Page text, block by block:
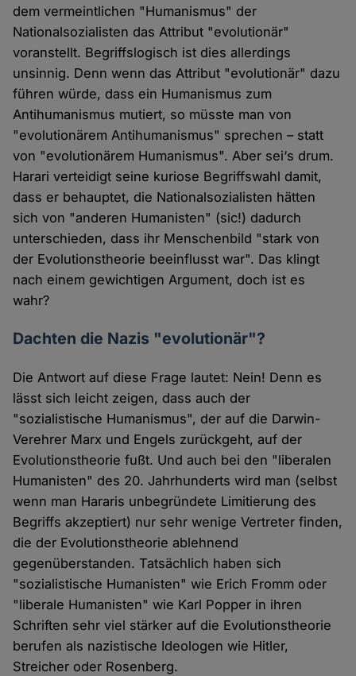
dem vermeintlichen "Humanismus" der
Nationalsozialisten das Attribut "evolutionär"
voranstellt. Begriffslogisch ist dies allerdings
unsinnig. Denn wenn das Attribut "evolutionär" dazu
führen würde, dass ein Humanismus zum
Antihumanismus mutiert, so müsste man von
"evolutionärem Antihumanismus" sprechen – statt
von "evolutionärem Humanismus". Aber sei‘s drum.
Harari verteidigt seine kuriose Begriffswahl damit,
dass er behauptet, die Nationalsozialisten hätten
sich von "anderen Humanisten" (sic!) dadurch
unterschieden, dass ihr Menschenbild "stark von
der Evolutionstheorie beeinflusst war". Das klingt
nach einem gewichtigen Argument, doch ist es
wahr?
Dachten die Nazis "evolutionär"?
Die Antwort auf diese Frage lautet: Nein! Denn es
lässt sich leicht zeigen, dass auch der
"sozialistische Humanismus", der auf die Darwin-
Verehrer Marx und Engels zurückgeht, auf der
Evolutionstheorie fußt. Und auch bei den "liberalen
Humanisten" des 20. Jahrhunderts wird man (selbst
wenn man Hararis unbegründete Limitierung des
Begriffs akzeptiert) nur sehr wenige Vertreter finden,
die der Evolutionstheorie ablehnend
gegenüberstanden. Tatsächlich haben sich
"sozialistische Humanisten" wie Erich Fromm oder
"liberale Humanisten" wie Karl Popper in ihren
Schriften sehr viel stärker auf die Evolutionstheorie
berufen als nazistische Ideologen wie Hitler,
Streicher oder Rosenberg.